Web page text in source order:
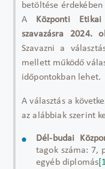
betöltése
A
Központi
szavazásra 2024.
Szavazni a
mellett működő
időpontokban lehet.
A választás a
az alábbiak szerint
Dél-budai
tagok száma: 7,
egyéb diplomás